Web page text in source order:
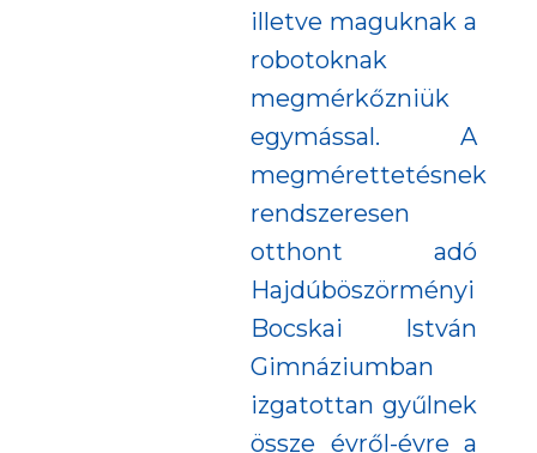
illetve maguknak a
robotoknak
megmérkőzniük
egymással. A
megmérettetésnek
rendszeresen
otthont adó
Hajdúböszörményi
Bocskai István
Gimnáziumban
izgatottan gyűlnek
össze évről-évre a